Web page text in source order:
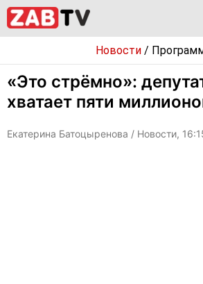
Новости /
«Это стрёмно»:
хватает пяти
Екатерина Батоцыренова / Новости,